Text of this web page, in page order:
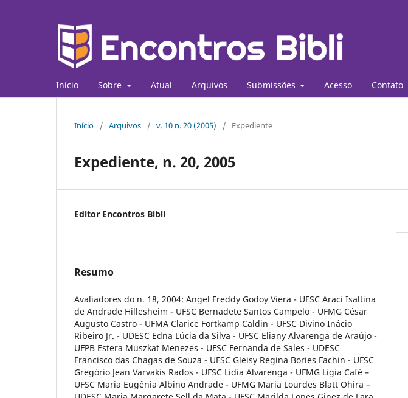
Início Sobre Atual Arquivos Submissões Acesso Contato
Início / Arquivos / v. 10 n. 20 (2005) / Expediente
Expediente, n. 20, 2005
Editor Encontros Bibli
Resumo
Avaliadores do n. 18, 2004: Angel Freddy Godoy Viera - UFSC Araci Isaltina
de Andrade Hillesheim - UFSC Bernadete Santos Campelo - UFMG César
Augusto Castro - UFMA Clarice Fortkamp Caldin - UFSC Divino Inácio
Ribeiro Jr. - UDESC Edna Lúcia da Silva - UFSC Eliany Alvarenga de Araújo -
UFPB Estera Muszkat Menezes - UFSC Fernanda de Sales - UDESC
Francisco das Chagas de Souza - UFSC Gleisy Regina Bories Fachin - UFSC
Gregório Jean Varvakis Rados - UFSC Lidia Alvarenga - UFMG Ligia Café –
UFSC Maria Eugênia Albino Andrade - UFMG Maria Lourdes Blatt Ohira –